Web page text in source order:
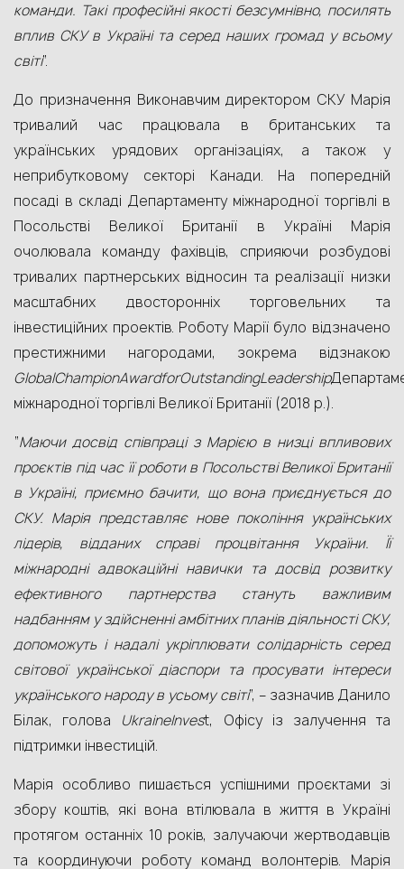
команди. Такі професійні якості безсумнівно, посилять
вплив СКУ в Україні та серед наших громад у всьому
світі”.
До призначення Виконавчим директором СКУ Марія
тривалий час працювала в британських та
українських урядових організаціях, а також у
неприбутковому секторі Канади. На попередній
посаді в складі Департаменту міжнародної торгівлі в
Посольстві Великої Британії в Україні Марія
очолювала команду фахівців, сприяючи розбудові
тривалих партнерських відносин та реалізації низки
масштабних двосторонніх торговельних та
інвестиційних проектів. Роботу Марії було відзначено
престижними нагородами, зокрема відзнакою
GlobalChampionAwardforOutstandingLeadership
міжнародної торгівлі Великої Британії (2018 р.).
“Маючи досвід співпраці з Марією в низці впливових
проєктів під час її роботи в Посольстві Великої Британії
в Україні, приємно бачити, що вона приєднується до
СКУ. Марія представляє нове покоління українських
лідерів, відданих справі процвітання України. Її
міжнародні адвокаційні навички та досвід розвитку
ефективного партнерства стануть важливим
надбанням у здійсненні амбітних планів діяльності СКУ,
допоможуть і надалі укріплювати солідарність серед
світової української діаспори та просувати інтереси
українського народу в усьому світі”, – зазначив Данило
Білак, голова UkraineInvest, Офісу із залучення та
підтримки інвестицій.
Марія особливо пишається успішними проєктами зі
збору коштів, які вона втілювала в життя в Україні
протягом останніх 10 років, залучаючи жертводавців
та координуючи роботу команд волонтерів. Марія